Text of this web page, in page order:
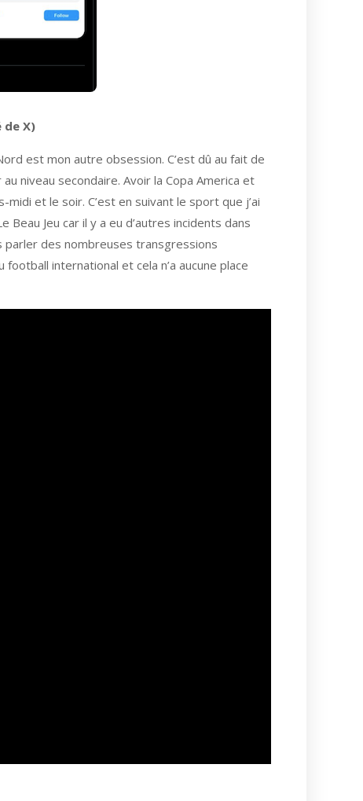
X)
est mon autre obsession. C’est dû au fait de
niveau secondaire. Avoir la Copa America et
et le soir. C’est en suivant le sport que j’ai
Jeu car il y a eu d’autres incidents dans
parler des nombreuses transgressions
international et cela n’a aucune place